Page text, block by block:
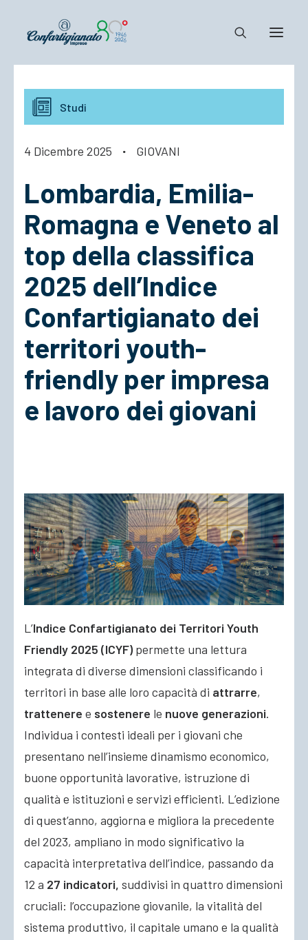
Notizie e Documenti
Confartigianato
Cosa Facciamo
ACCEDI
Studi
4 Dicembre 2025 · GIOVANI
Lombardia, Emilia-
Romagna e Veneto al
top della classifica
2025 dell’Indice
Confartigianato dei
territori youth-
friendly per impresa
e lavoro dei giovani
L’Indice Confartigianato dei Territori Youth
Friendly 2025 (ICYF) permette una lettura
integrata di diverse dimensioni classificando i
territori in base alle loro capacità di attrarre,
trattenere e sostenere le nuove generazioni.
Individua i contesti ideali per i giovani che
presentano nell’insieme dinamismo economico,
buone opportunità lavorative, istruzione di
qualità e istituzioni e servizi efficienti. L’edizione
di quest’anno, aggiorna e migliora la precedente
del 2023, ampliano in modo significativo la
capacità interpretativa dell’indice, passando da
12 a 27 indicatori, suddivisi in quattro dimensioni
cruciali: l’occupazione giovanile, la vitalità del
sistema produttivo, il capitale umano e la qualità